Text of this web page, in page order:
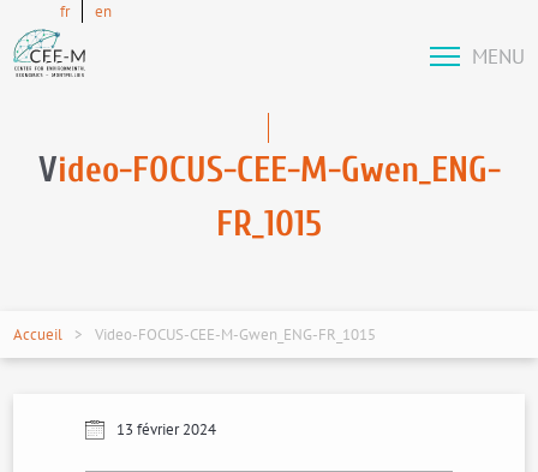
fr en
MENU
Video-FOCUS-CEE-M-Gwen_ENG-
FR_1015
Accueil Video-FOCUS-CEE-M-Gwen_ENG-FR_1015
13 février 2024